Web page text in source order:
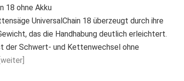
18 ohne Akku
UniversalChain 18 überzeugt durch ihre
das die Handhabung deutlich erleichtert.
der Schwert- und Kettenwechsel ohne
[weiter]